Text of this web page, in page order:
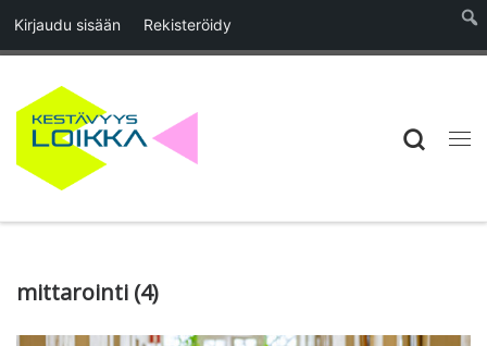
Kirjaudu sisään Rekisteröidy
Skip to content
mittarointi (4)